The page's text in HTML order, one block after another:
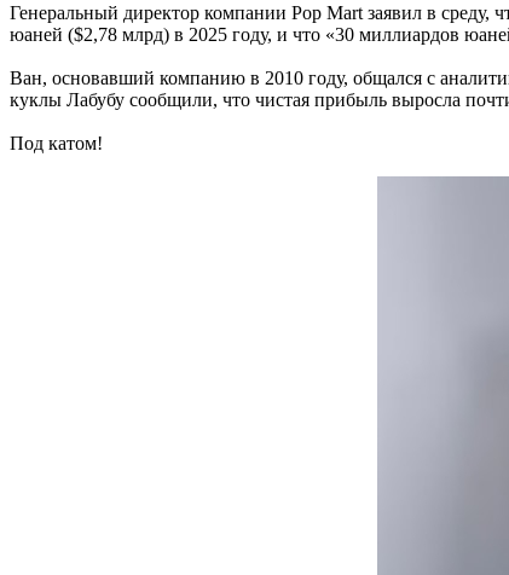
Генеральный директор компании Pop Mart заявил в
юаней ($2,78 млрд) в 2025 году, и что «30 миллиардов
Ван, основавший компанию в 2010 году, общался с
куклы Лабубу сообщили, что чистая прибыль выросла
Под катом!